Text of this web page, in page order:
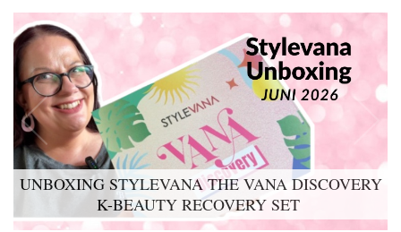
UNBOXING STYLEVANA THE VANA DISCOVERY
K-BEAUTY RECOVERY SET